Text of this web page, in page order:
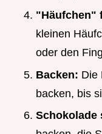
"Häufchen"
kleinen
oder den
Backen: Die
backen, bis
Schokolade